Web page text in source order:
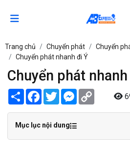
Trang chủ Chuyển phát
Chuyển
Chuyển phát nhanh đi Ý
Chuyển phát
Share Facebook
TwitterMessenger
Mục lục nội dung